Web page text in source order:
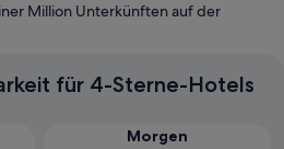
Million Unterkünften auf der
für 4-Sterne-Hotels
Morgen